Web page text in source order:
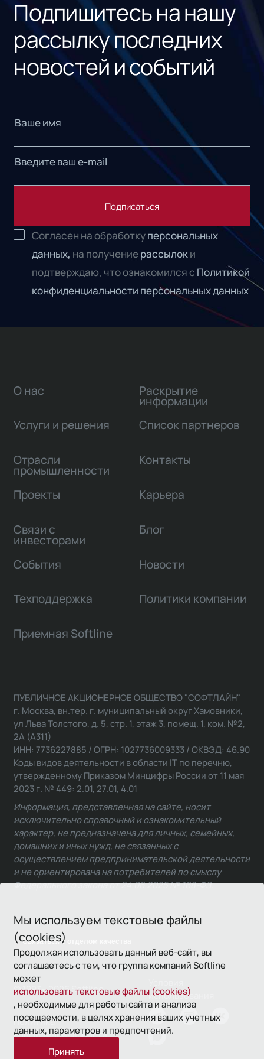
Подпишитесь на нашу
рассылку последних
новостей и событий
Подписаться
Согласен на обработкуперсональных
данных, на получениерассылоки
подтверждаю, что ознакомился с Политикой
конфиденциальности персональных данных
Мы используем текстовые файлы
(cookies)
Продолжая использовать данный веб-сайт, вы
соглашаетесь с тем, что группа компаний Softline
может
использовать текстовые файлы (cookies)
, необходимые для работы сайта и анализа
посещаемости, в целях хранения ваших учетных
данных, параметров и предпочтений.
Принять
О нас
Услуги и решения
Отрасли
промышленности
Проекты
Связи с
инвесторами
Раскрытие
информации
Список партнеров
Контакты
Карьера
Блог
События Новости
Техподдержка Политики компании
Приемная Softline
Связаться с отделом качества
ПУБЛИЧНОЕ АКЦИОНЕРНОЕ ОБЩЕСТВО "СОФТЛАЙН"
г. Москва, вн.тер. г. муниципальный округ Хамовники,
ул Льва Толстого, д. 5, стр. 1, этаж 3, помещ. 1, ком. №2,
2А (А311)
ИНН: 7736227885 / ОГРН: 1027736009333 / ОКВЭД: 46.90
Коды видов деятельности в области IT по перечню,
утвержденному Приказом Минцифры России от 11 мая
2023 г. № 449: 2.01, 27.01, 4.01
Информация, представленная на сайте, носит
исключительно справочный и ознакомительный
характер, не предназначена для личных, семейных,
домашних и иных нужд, не связанных с
осуществлением предпринимательской деятельности
и не ориентирована на потребителей по смыслу
Федерального закона от 24.06.2025 № 168-ФЗ.
© 1993—2026 Softline
использования
Политика
конфиденциальности